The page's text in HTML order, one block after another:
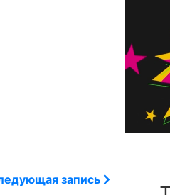
запись